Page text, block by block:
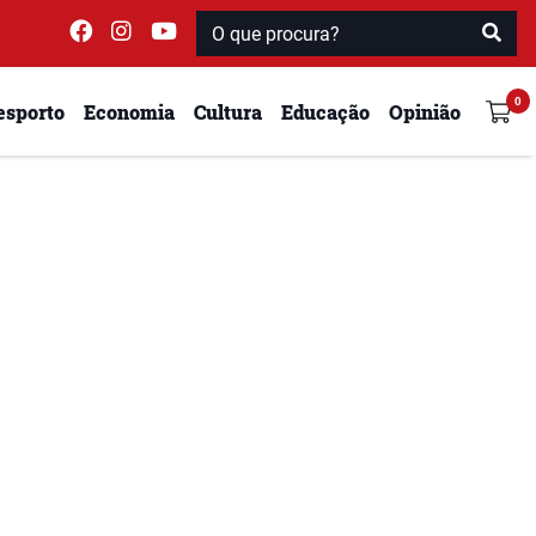
Economia Cultura Educação Opinião